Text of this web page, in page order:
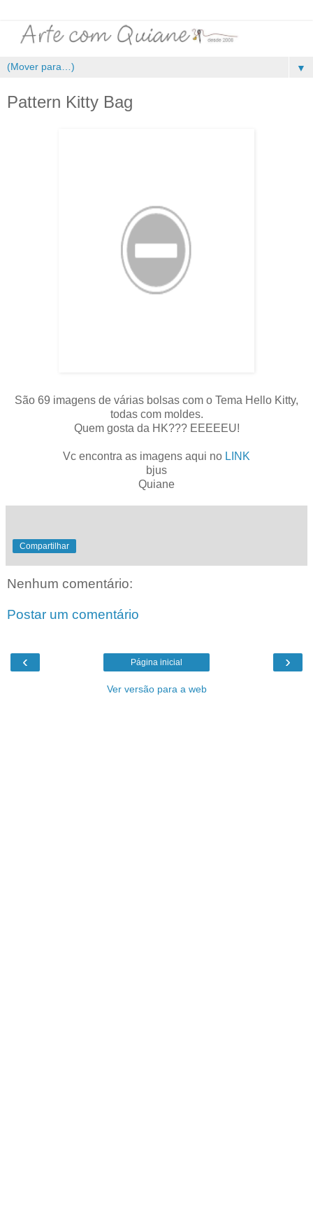
▼
Pattern Kitty Bag
São 69 imagens de várias bolsas com o Tema Hello Kitty,
todas com moldes.
Quem gosta da HK??? EEEEEU!
Vc encontra as imagens aqui no LINK
bjus
Quiane
Compartilhar
Nenhum comentário:
Postar um comentário
‹ ›
Página inicial
Ver versão para a web